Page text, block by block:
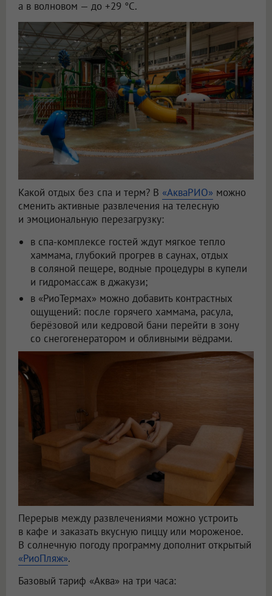
а в волновом — до +29 °C.
Какой отдых без спа и терм? В «АкваРИО» можно
сменить активные развлечения на телесную
и эмоциональную перезагрузку:
в спа-комплексе гостей ждут мягкое тепло
хаммама, глубокий прогрев в саунах, отдых
в соляной пещере, водные процедуры в купели
и гидромассаж в джакузи;
в «РиоТермах» можно добавить контрастных
ощущений: после горячего хаммама, расула,
берёзовой или кедровой бани перейти в зону
со снегогенератором и обливными вёдрами.
Перерыв между развлечениями можно устроить
в кафе и заказать вкусную пиццу или мороженое.
В солнечную погоду программу дополнит открытый
«РиоПляж».
Базовый тариф «Аква» на три часа: